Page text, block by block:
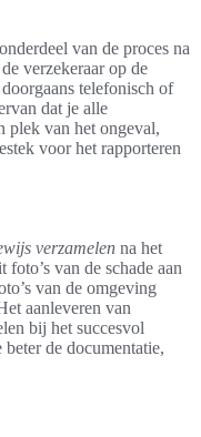
van de proces na
verzekeraar op de
telefonisch of
dat je alle
plek van het ongeval,
voor het rapporteren
verzamelen na het
van de schade aan
van de omgeving
aanleveren van
bij het succesvol
de documentatie,